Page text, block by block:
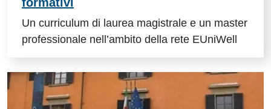
Un curriculum di laurea magistrale e un master
professionale nell’ambito della rete EUniWell